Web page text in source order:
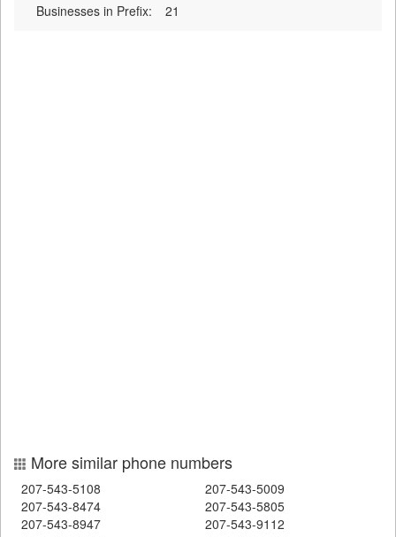
Businesses in Prefix:
21
More similar phone numbers
207-543-5108
207-543-5009
207-543-8474
207-543-5805
207-543-8947
207-543-9112